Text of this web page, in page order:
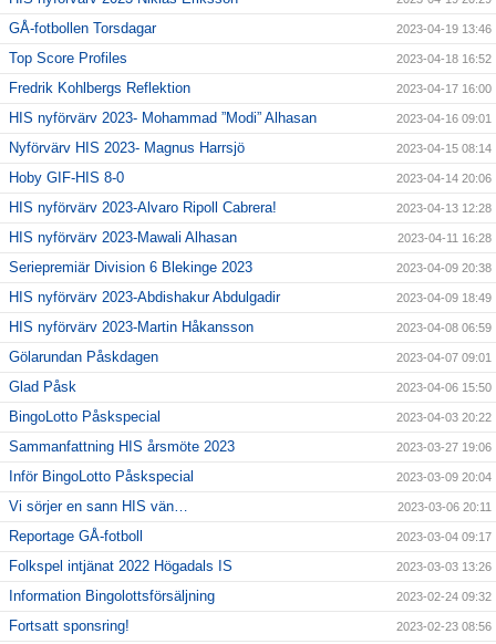
GÅ-fotbollen Torsdagar 2023-04-19 13:46
Top Score Profiles 2023-04-18 16:52
Fredrik Kohlbergs Reflektion 2023-04-17 16:00
HIS nyförvärv 2023- Mohammad ”Modi” Alhasan 2023-04-16 09:01
Nyförvärv HIS 2023- Magnus Harrsjö 2023-04-15 08:14
Hoby GIF-HIS 8-0 2023-04-14 20:06
HIS nyförvärv 2023-Alvaro Ripoll Cabrera! 2023-04-13 12:28
HIS nyförvärv 2023-Mawali Alhasan 2023-04-11 16:28
Seriepremiär Division 6 Blekinge 2023 2023-04-09 20:38
HIS nyförvärv 2023-Abdishakur Abdulgadir 2023-04-09 18:49
HIS nyförvärv 2023-Martin Håkansson 2023-04-08 06:59
Gölarundan Påskdagen 2023-04-07 09:01
Glad Påsk 2023-04-06 15:50
BingoLotto Påskspecial 2023-04-03 20:22
Sammanfattning HIS årsmöte 2023 2023-03-27 19:06
Inför BingoLotto Påskspecial 2023-03-09 20:04
Vi sörjer en sann HIS vän… 2023-03-06 20:11
Reportage GÅ-fotboll 2023-03-04 09:17
Folkspel intjänat 2022 Högadals IS 2023-03-03 13:26
Information Bingolottsförsäljning 2023-02-24 09:32
Fortsatt sponsring! 2023-02-23 08:56